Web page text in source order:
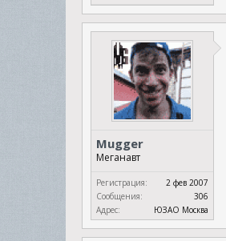
Mugger
Меганавт
Регистрация:
2 фев 2007
Сообщения:
306
Адрес:
ЮЗАО Москва